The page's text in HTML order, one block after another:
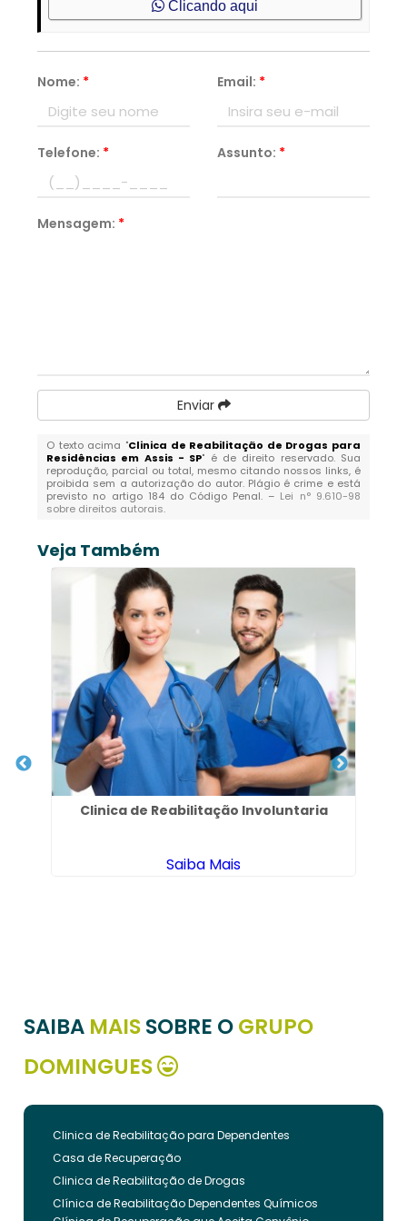
Clicando aqui
Nome: * Email: *
Telefone: * Assunto: *
Mensagem: *
Enviar
O texto acima "Clinica de Reabilitação de Drogas para
Residências em Assis - SP" é de direito reservado. Sua
reprodução, parcial ou total, mesmo citando nossos links, é
proibida sem a autorização do autor. Plágio é crime e está
previsto no artigo 184 do Código Penal. – Lei n° 9.610-98
sobre direitos autorais.
Veja Também
Clinica de Reabilitação Involuntaria
Saiba Mais
SAIBA MAISSOBRE OGRUPO
DOMINGUES
Clinica de Reabilitação para Dependentes
Casa de Recuperação
Clinica de Reabilitação de Drogas
Clínica de Reabilitação Dependentes Químicos